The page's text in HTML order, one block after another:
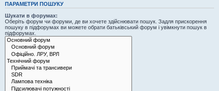
ПАРАМЕТРИ ПОШУКУ
Шукати в форумах:
Оберіть форум чи форуми, де ви хочете здійснювати пошук. Задля прискорення
пошуку в підфорумах ви можете обрати батьківський форум і увімкнути пошук в
підфорумах.